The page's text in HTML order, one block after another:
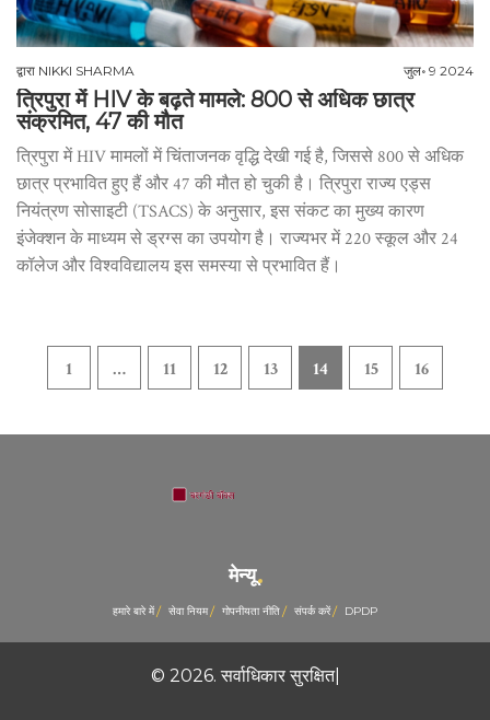
द्वारा NIKKI SHARMA जुल॰ 9 2024
त्रिपुरा में HIV के बढ़ते मामले: 800 से अधिक छात्र
संक्रमित, 47 की मौत
त्रिपुरा में HIV मामलों में चिंताजनक वृद्धि देखी गई है, जिससे 800 से अधिक
छात्र प्रभावित हुए हैं और 47 की मौत हो चुकी है। त्रिपुरा राज्य एड्स
नियंत्रण सोसाइटी (TSACS) के अनुसार, इस संकट का मुख्य कारण
इंजेक्शन के माध्यम से ड्रग्स का उपयोग है। राज्यभर में 220 स्कूल और 24
कॉलेज और विश्वविद्यालय इस समस्या से प्रभावित हैं।
1 … 11 12 13 14 15 16
मेन्यू
हमारे बारे में सेवा नियम गोपनीयता नीति संपर्क करें DPDP
© 2026. सर्वाधिकार सुरक्षित|